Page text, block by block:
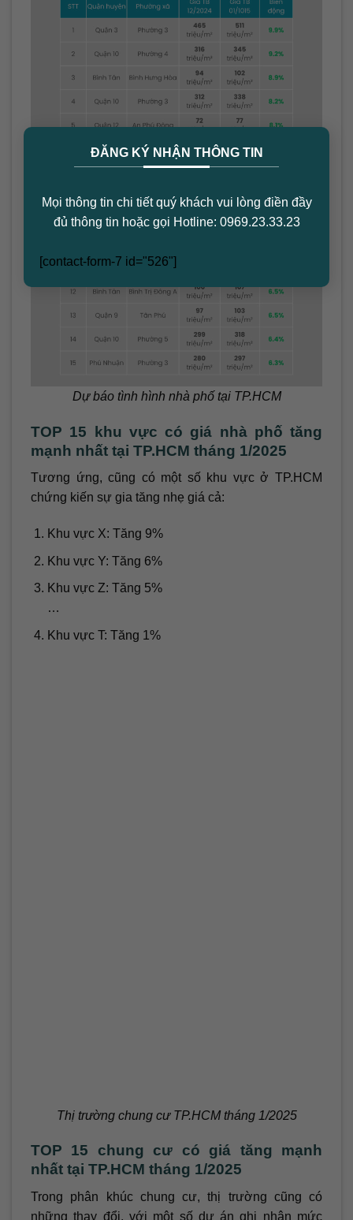
ĐĂNG KÝ NHẬN THÔNG TIN
Mọi thông tin chi tiết quý khách vui lòng điền đầy
đủ thông tin hoặc gọi Hotline: 0969.23.33.23
[contact-form-7 id="526"]
Dự báo tình hình nhà phố tại TP.HCM
TOP 15 khu vực có giá nhà phố tăng
mạnh nhất tại TP.HCM tháng 1/2025
Tương ứng, cũng có một số khu vực ở TP.HCM
chứng kiến sự gia tăng nhẹ giá cả:
Khu vực X: Tăng 9%
Khu vực Y: Tăng 6%
Khu vực Z: Tăng 5%
…
Khu vực T: Tăng 1%
Thị trường chung cư TP.HCM tháng 1/2025
TOP 15 chung cư có giá tăng mạnh
nhất tại TP.HCM tháng 1/2025
Trong phân khúc chung cư, thị trường cũng có
những thay đổi, với một số dự án ghi nhận mức